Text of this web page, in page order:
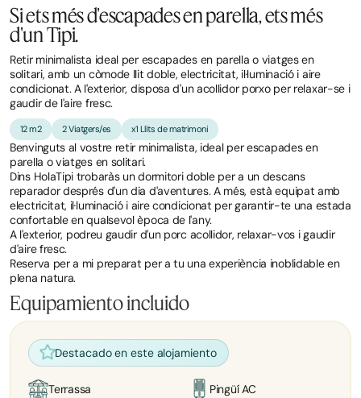
Si ets més d'escapades en parella, ets més
d'un Tipi.
Retir minimalista ideal per escapades en parella o viatges en
solitari, amb un còmode llit doble, electricitat, il·luminació i aire
condicionat. A l'exterior, disposa d'un acollidor porxo per relaxar-se i
gaudir de l'aire fresc.
12 m2 2 Viatgers/es x1 Llits de matrimoni
Benvinguts al vostre retir minimalista, ideal per escapades en
parella o viatges en solitari.
Dins HolaTipi trobaràs un dormitori doble per a un descans
reparador després d'un dia d'aventures. A més, està equipat amb
electricitat, il·luminació i aire condicionat per garantir-te una estada
confortable en qualsevol època de l'any.
A l'exterior, podreu gaudir d'un porc acollidor, relaxar-vos i gaudir
d'aire fresc.
Reserva per a mi preparat per a tu una experiència inoblidable en
plena natura.
Equipamiento incluido
Destacado en este alojamiento
Terrassa Pingüí AC